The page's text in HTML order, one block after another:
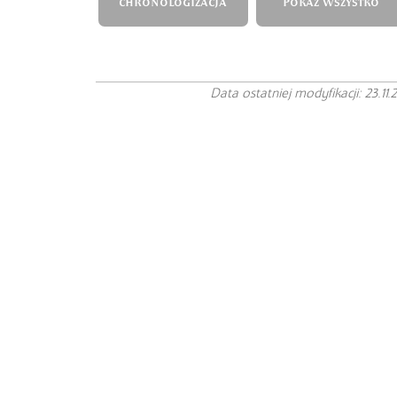
CHRONOLOGIZACJA POKAŻ WSZYSTKO
Data ostatniej modyfikacji: